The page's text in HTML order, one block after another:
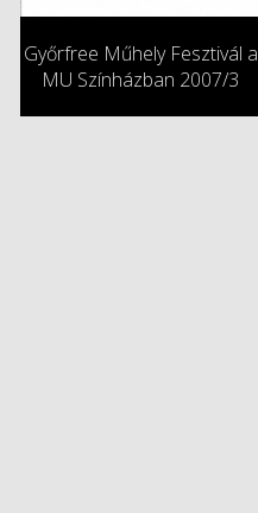
Győrfree Műhely Fesztivál a
MU Színházban 2007/3